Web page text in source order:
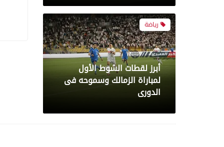
معرض صور
بعدسة الخبر المصري| شاهد
أبرز لقطات مباراة الأهلي
وبيراميدز فى الدورى